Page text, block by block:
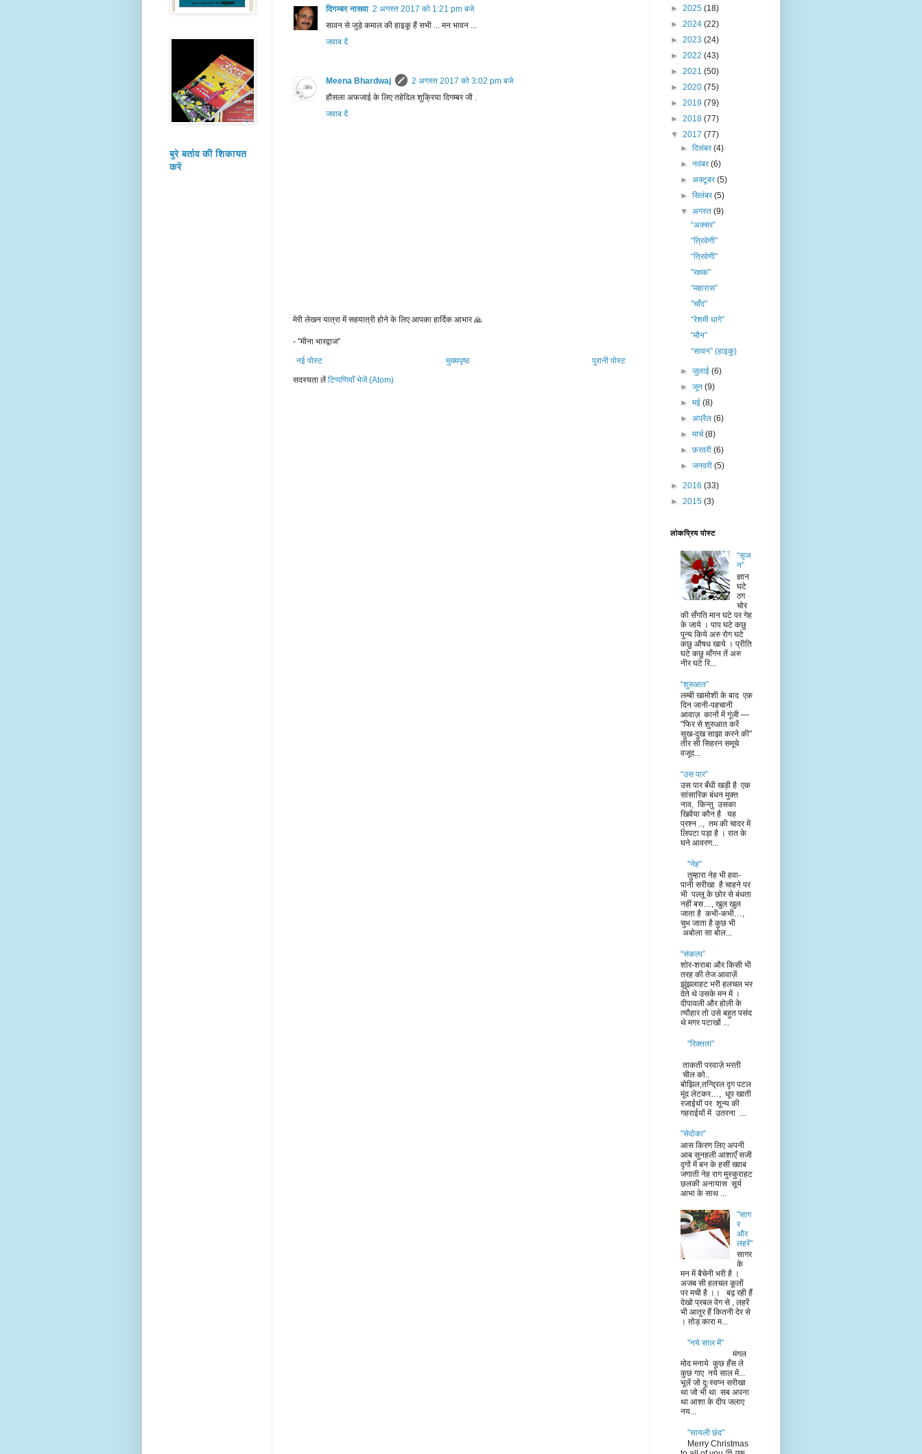
दिगम्बर नासवा 2 अगस्त 2017 को 1:21 pm बजे
सावन से जुड़े कमाल की हाइकू हैं सभी ... मन भावन ...
जवाब दें
Meena Bhardwaj
2 अगस्त 2017 को 3:02 pm बजे
हौसला अफजाई के लिए‎ तहेदिल शुक्रिया दिगम्बर जी .
जवाब दें
मेरी लेखन यात्रा में सहयात्री होने के लिए आपका हार्दिक आभार 🙏
- "मीना भारद्वाज"
नई पोस्ट
पुरानी पोस्ट
मुख्यपृष्ठ
सदस्यता लें टिप्पणियाँ भेजें (Atom)
बुरे बर्ताव की शिकायत
करें
► 2025 (18)
► 2024 (22)
► 2023 (24)
► 2022 (43)
► 2021 (50)
► 2020 (75)
► 2019 (79)
► 2018 (77)
▼ 2017 (77)
►दिसंबर(4)
►नवंबर(6)
►अक्टूबर(5)
►सितंबर(5)
▼अगस्त(9)
“अक्सर”
“त्रिवेणी"
“त्रिवेणी"
"रक्षक"
“महारास”
"चाँद"
“रेशमी धागे”
“मौन”
“सावन” (हाइकु)
►जुलाई(6)
►जून(9)
►मई(8)
►अप्रैल(6)
►मार्च(8)
►फ़रवरी(6)
►जनवरी(5)
► 2016 (33)
► 2015 (3)
लोकप्रिय पोस्ट
“सृज
न”
ज्ञान
घटे
ठग
चोर
की सँगति मान घटे पर गेह
के जाये । पाप घटे कछु
पुन्य किये अरु रोग घटे
कछु औषध खाये । प्रीति
घटे कछु माँगन तें अरु
नीर घटे रि...
“शुरुआत”
लम्बी खामोशी के बाद एक
दिन जानी-पहचानी
आवाज़ कानों में गूंजी —
"फिर से शुरुआत करें
सुख-दुख साझा करने की"
तीर सी सिहरन समूचे
वजूद...
“उस पार”
उस पार बँधी खड़ी है एक
सांसारिक बंधन मुक्त
नाव, किन्तु उसका
खिवैया कौन है यह
प्रश्न .., तम की चादर में
लिपटा पड़ा है । रात के
घने आवरण...
"नेह"
तुम्हारा नेह भी हवा-
पानी सरीखा है चाहने पर
भी पल्लू के छोर से बंधता
नहीं बस…, खुल खुल
जाता है कभी-कभी…,
चुभ जाता है कुछ भी
अबोला सा बोल...
“संकल्प”
शोर-शराबा और किसी भी
तरह की तेज आवाज़ें
झुंझलाहट भरी हलचल भर
देते थे उसके मन में ।
दीपावली और होली के
त्यौहार तो उसे बहुत पसंद
थे मगर पटाखों ...
"रिक्तता"
ताकती परवाज़े भरती
चील को..
बोझिल,तन्द्रिल दृग पटल
मूंद लेटकर…, धूप खाती
रजाईयों पर शून्य की
गहराईयों में उतरना ...
"सेदोका"
आस किरण लिए अपनी
आब सुनहली आशाएँ सजी
दृगों में बन के हसीं ख्वाब
जगाती नेह राग मुस्कुराहट
छलकी अनायास सूर्य
आभा के साथ ...
"साग
र
और
लहरें"
सागर
के
मन में बैचेनी भरी है ।
अजब सी हलचल कूलों
पर मची है ।। बढ़ रही हैं
देखो प्रबल वेग से , लहरें
भी आतुर हैं कितनी देर से
। तोड़ कारा म...
"नये साल में"
मंगल
मोद मनाये कुछ हँस ले
कुछ गाए नये साल में...
भूलें जो दुःस्वप्न सरीखा
था जो भी था सब अपना
था आशा के दीप जलाए
नय...
"सायली छंद"
Merry Christmas